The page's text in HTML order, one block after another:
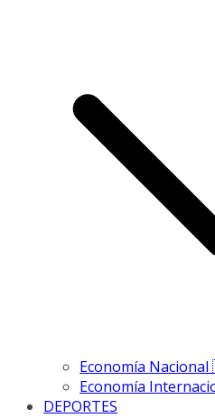
Economía
Economía
DEPORTES